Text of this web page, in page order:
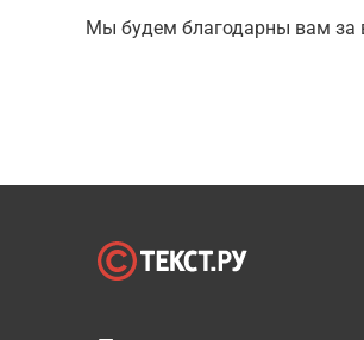
Мы будем благодарны вам за